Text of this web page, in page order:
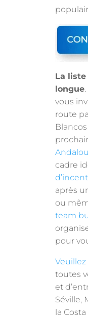
La
longue
vous
route
cadre
après
ou
team
pour
toutes
et
Séville,
la